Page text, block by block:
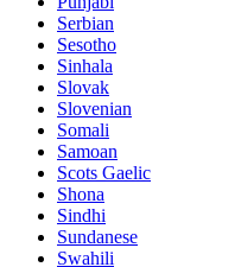
Serbian
Sesotho
Sinhala
Slovak
Slovenian
Somali
Samoan
Scots Gaelic
Shona
Sindhi
Sundanese
Swahili